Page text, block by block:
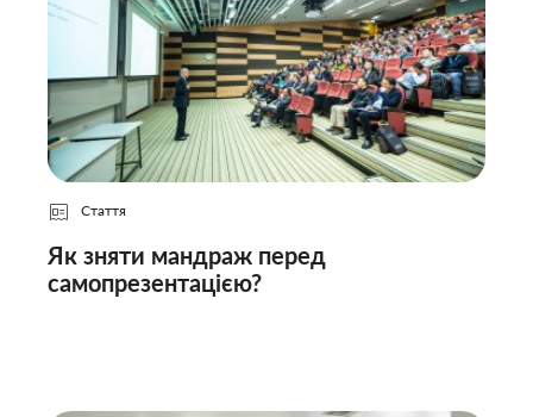
Стаття
Як зняти мандраж перед
самопрезентацією?